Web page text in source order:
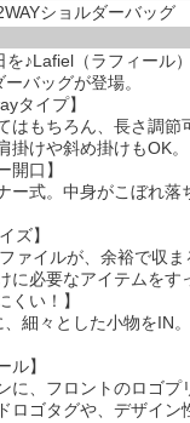
ショルダーバッグ
を♪Lafiel（ラフィール
バッグが登場。
タイプ】
はもちろん、長さ調
掛けや斜め掛けもOK。
開口】
ー式。中身がこぼれ
ズ】
ァイルが、余裕で収
に必要なアイテムをす
くい！】
、細々とした小物をIN
ル】
に、フロントのロゴプ
ロゴタグや、デザイン